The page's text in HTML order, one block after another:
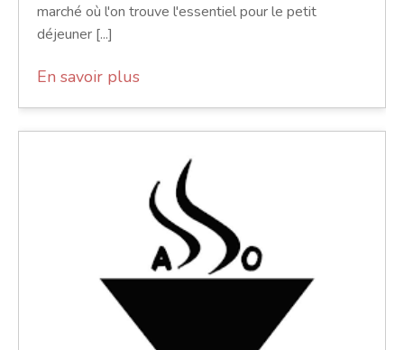
marché où l'on trouve l'essentiel pour le petit
déjeuner [...]
En savoir plus